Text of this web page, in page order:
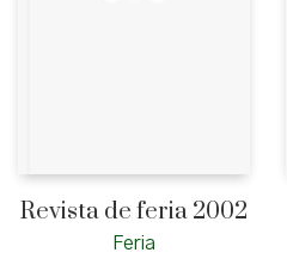
Revista de feria 2002
Feria